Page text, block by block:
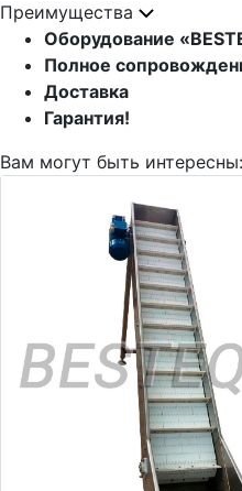
Преимущества
Оборудование
Полное
Доставка
Гарантия!
Вам могут быть интересны: